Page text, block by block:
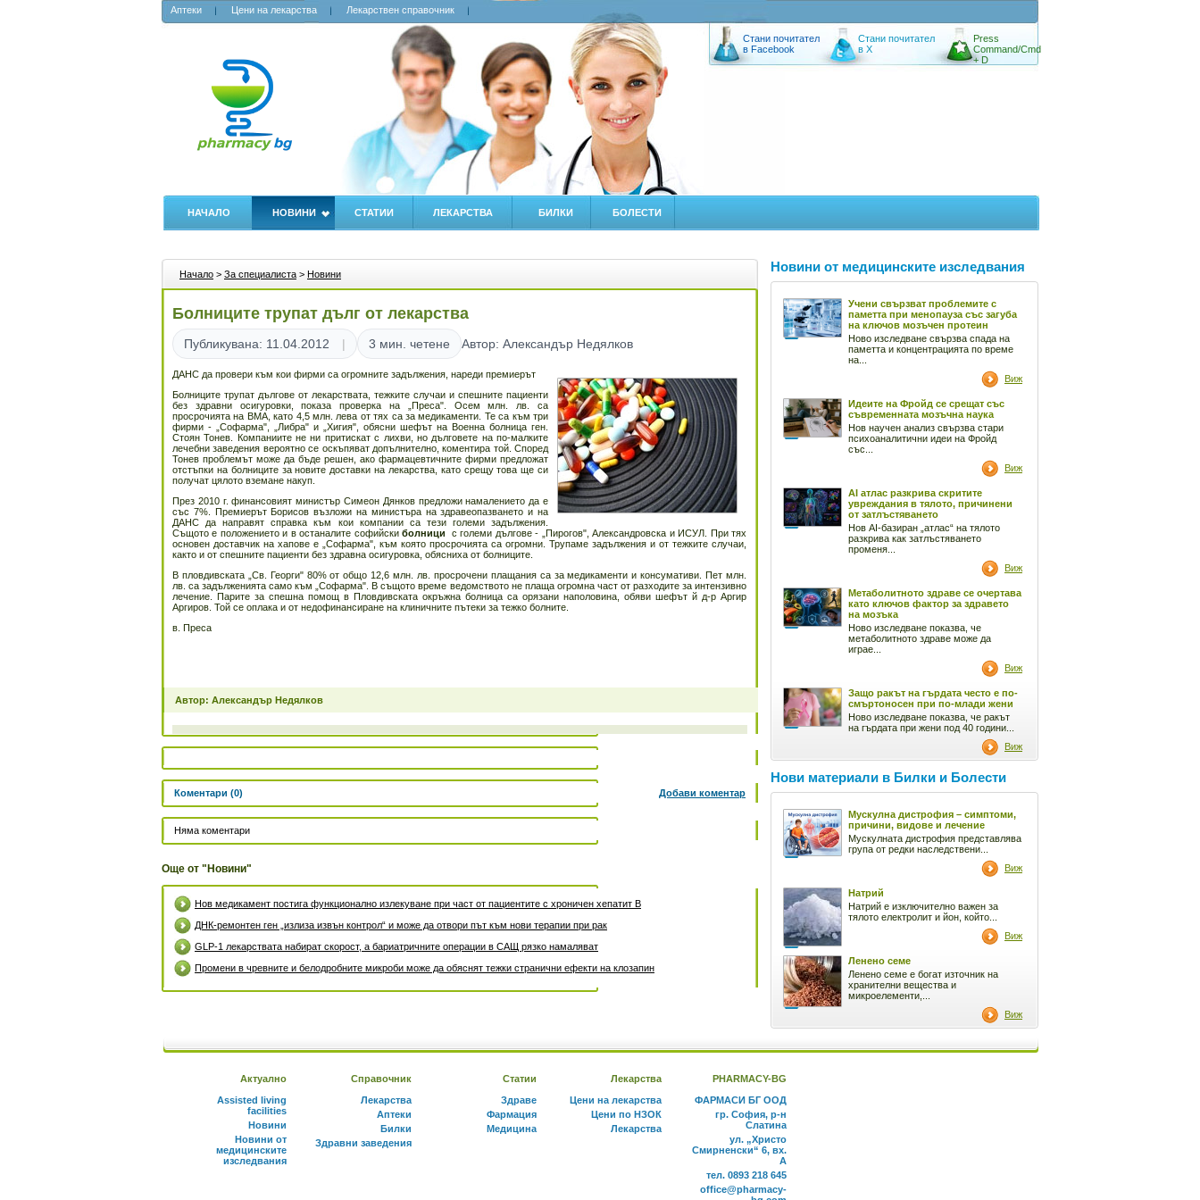
Аптеки Цени на лекарства Лекарствен справочник
Стани почитател
в Facebook
Стани почитател
в X
Press
Command/Cmd
+ D
НАЧАЛО НОВИНИ СТАТИИ ЛЕКАРСТВА БИЛКИ БОЛЕСТИ
Начало > За специалиста > Новини
Болниците трупат дълг от лекарства
Публикувана: 11.04.2012 3 мин. четене Автор: Александър Недялков
ДАНС да провери към кои фирми са огромните задължения, нареди премиерът
Болниците трупат дългове от лекарствата, тежките случаи и спешните пациенти
без здравни осигуровки, показа проверка на „Преса". Осем млн. лв. са
просрочията на ВМА, като 4,5 млн. лева от тях са за медикаменти. Те са към три
фирми - „Софарма", „Либра" и „Хигия", обясни шефът на Военна болница ген.
Стоян Тонев. Компаниите не ни притискат с лихви, но дълговете на по-малките
лечебни заведения вероятно се оскъпяват допълнително, коментира той. Според
Тонев проблемът може да бъде решен, ако фармацевтичните фирми предложат
отстъпки на болниците за новите доставки на лекарства, като срещу това ще си
получат цялото вземане накуп.
През 2010 г. финансовият министър Симеон Дянков предложи намалението да е
със 7%. Премиерът Борисов възложи на министъра на здравеопазването и на
ДАНС да направят справка към кои компании са тези големи задължения.
Същото е положението и в останалите софийскиболници
с големи дългове - „Пирогов", Александровска и ИСУЛ. При тях
основен доставчик на хапове е „Софарма", към която просрочията са огромни. Трупаме задължения и от тежките случаи,
както и от спешните пациенти без здравна осигуровка, обясниха от болниците.
В пловдивската „Св. Георги" 80% от общо 12,6 млн. лв. просрочени плащания са за медикаменти и консумативи. Пет млн.
лв. са задълженията само към „Софарма". В същото време ведомството не плаща огромна част от разходите за интензивно
лечение. Парите за спешна помощ в Пловдивската окръжна болница са орязани наполовина, обяви шефът й д-р Аргир
Аргиров. Той се оплака и от недофинансиране на клиничните пътеки за тежко болните.
в. Преса
Автор: Александър Недялков
Коментари (0) Добави коментар
Няма коментари
Още от "Новини"
Нов медикамент постига функционално излекуване при част от пациентите с хроничен хепатит B
ДНК-ремонтен ген „излиза извън контрол“ и може да отвори път към нови терапии при рак
GLP-1 лекарствата набират скорост, а бариатричните операции в САЩ рязко намаляват
Промени в чревните и белодробните микроби може да обяснят тежки странични ефекти на клозапин
Новини от медицинските изследвания
Учени свързват проблемите с
паметта при менопауза със загуба
на ключов мозъчен протеин
Ново изследване свързва спада на
паметта и концентрацията по време
на...
Виж
Идеите на Фройд се срещат със
съвременната мозъчна наука
Нов научен анализ свързва стари
психоаналитични идеи на Фройд
със...
Виж
AI атлас разкрива скритите
увреждания в тялото, причинени
от затлъстяването
Нов AI-базиран „атлас“ на тялото
разкрива как затлъстяването
променя...
Виж
Метаболитното здраве се очертава
като ключов фактор за здравето
на мозъка
Ново изследване показва, че
метаболитното здраве може да
играе...
Виж
Защо ракът на гърдата често е по-
смъртоносен при по-млади жени
Ново изследване показва, че ракът
на гърдата при жени под 40 години...
Виж
Нови материали в Билки и Болести
Мускулна дистрофия – симптоми,
причини, видове и лечение
Мускулната дистрофия представлява
група от редки наследствени...
Виж
Натрий
Натрий е изключително важен за
тялото електролит и йон, който...
Виж
Ленено семе
Ленено семе е богат източник на
хранителни вещества и
микроелементи,...
Виж
Актуално
Assisted living
facilities
Новини
Новини от
медицинските
изследвания
Справочник
Лекарства
Аптеки
Билки
Здравни заведения
Статии
Здраве
Фармация
Медицина
Лекарства
Цени на лекарства
Цени по НЗОК
Лекарства
PHARMACY-BG
ФАРМАСИ БГ ООД
гр. София, р-н
Слатина
ул. „Христо
Смирненски“ 6, вх.
А
тел. 0893 218 645
office@pharmacy-